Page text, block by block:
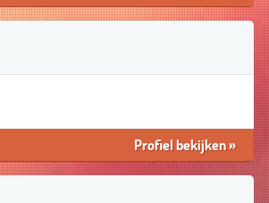
Profiel bekijken»